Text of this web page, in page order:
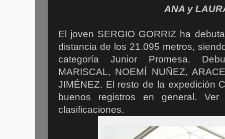
ANA y
El joven SERGIO GORRIZ ha
distancia de los 21.095 metros,
categoría Junior Promesa.
MARISCAL, NOEMÍ NUÑEZ,
JIMÉNEZ. El resto de la expedición
buenos registros en general.
clasificaciones.